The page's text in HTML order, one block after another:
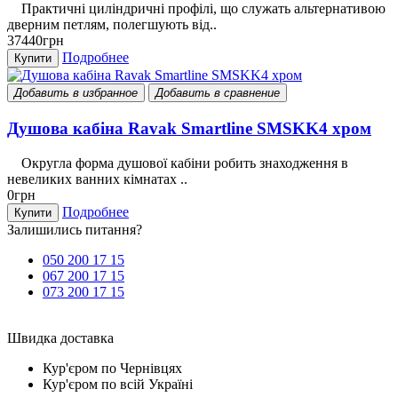
Практичні циліндричні профілі, що служать альтернативою
дверним петлям, полегшують від..
37440грн
Купити Подробнее
Добавить в избранное Добавить в сравнение
Душова кабіна Ravak Smartline SMSKK4 хром
Округла форма душової кабіни робить знаходження в
невеликих ванних кімнатах ..
0грн
Купити
Подробнее
Залишились питання?
050 200 17 15
067 200 17 15
073 200 17 15
Швидка доставка
Кур'єром по Чернівцях
Кур'єром по всій Україні